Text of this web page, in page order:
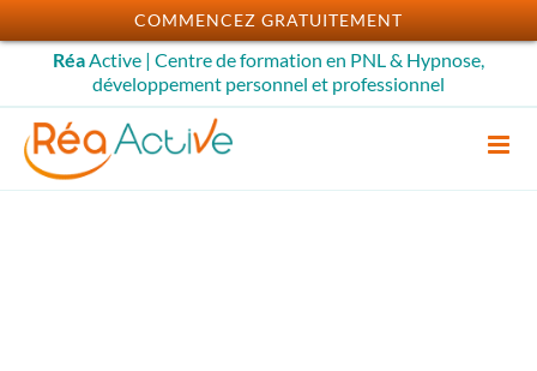
Passer
au
contenu
RéaActive | Centre de formation en PNL & Hypnose,
développement personnel et professionnel
COMMENCEZ GRATUITEMENT